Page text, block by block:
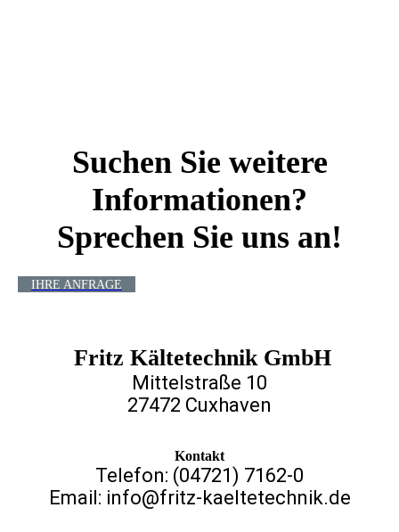
Suchen Sie weitere
Informationen?
Sprechen Sie uns an!
IHRE ANFRAGE
Fritz Kältetechnik GmbH
Mittelstraße 10
27472 Cuxhaven
Kontakt
Telefon: (04721) 7162-0
Email: info@fritz-kaeltetechnik.de